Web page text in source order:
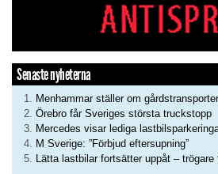
Senaste nyheterna
Menhammar ställer om
Örebro får Sveriges största truckstopp
Mercedes visar lediga
M Sverige: ”Förbjud eftersupning”
Lätta lastbilar fortsätter uppåt – trögare